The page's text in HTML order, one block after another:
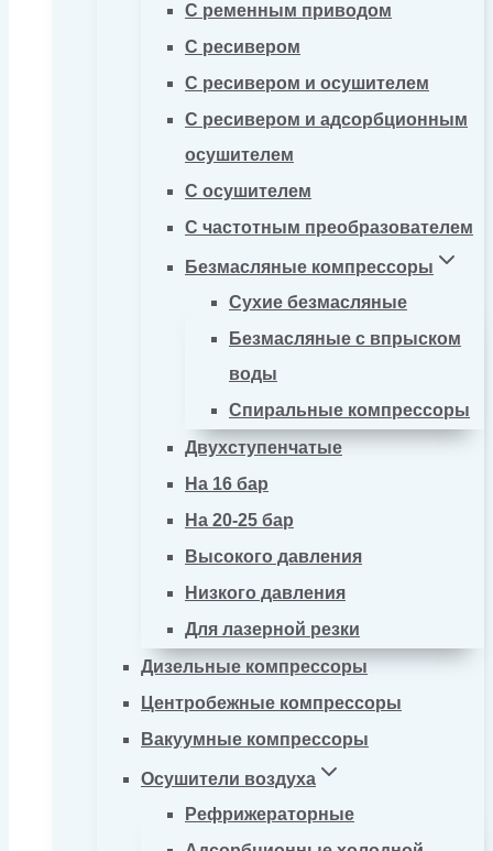
С ременным приводом
С ресивером
С ресивером и осушителем
С ресивером и адсорбционным
осушителем
С осушителем
С частотным преобразователем
Безмасляные компрессоры
Сухие безмасляные
Безмасляные с впрыском
воды
Спиральные компрессоры
Двухступенчатые
На 16 бар
На 20-25 бар
Высокого давления
Низкого давления
Для лазерной резки
Дизельные компрессоры
Центробежные компрессоры
Вакуумные компрессоры
Осушители воздуха
Рефрижераторные